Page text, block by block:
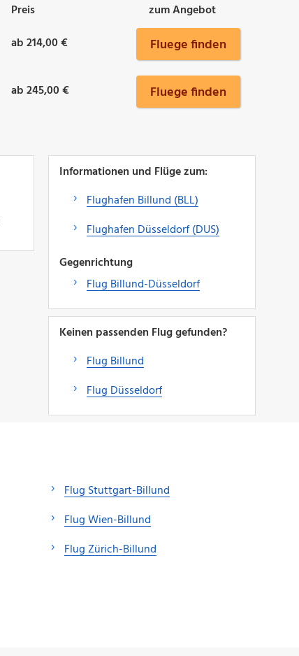
Preis
zum Angebot
ab 214,00 € Fluege finden
ab 245,00 € Fluege finden
Informationen und Flüge zum:
Flughafen Billund (BLL)
Flughafen Düsseldorf (DUS)
Gegenrichtung
Flug Billund-Düsseldorf
Keinen passenden Flug gefunden?
Flug Billund
Flug Düsseldorf
Flug Stuttgart-Billund
Flug Wien-Billund
Flug Zürich-Billund